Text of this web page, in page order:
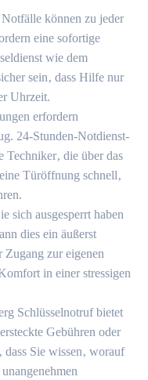
Notfälle können zu jeder
eine sofortige
wie dem
sein‚ dass Hilfe nur
Uhrzeit.​
erfordern
24-Stunden-Notdienst-
Techniker‚ die über das
Türöffnung schnell‚
sich ausgesperrt haben
dies ein äußerst
Zugang zur eigenen
in einer stressigen
Schlüsselnotruf bietet
Gebühren oder
Sie wissen‚ worauf